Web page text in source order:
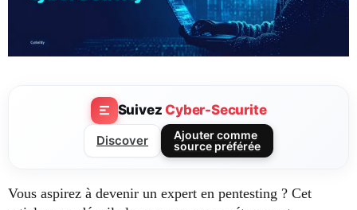
SuivezCyber-Securite
Discover
Ajouter comme
source préférée
Vous aspirez à devenir un expert en pentesting ? Cet